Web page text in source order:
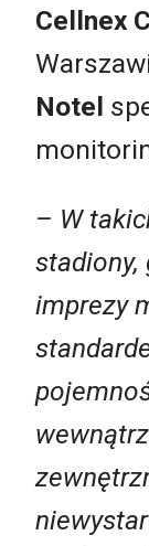
Cellnex
Notel
– W
stadiony,
imprezy